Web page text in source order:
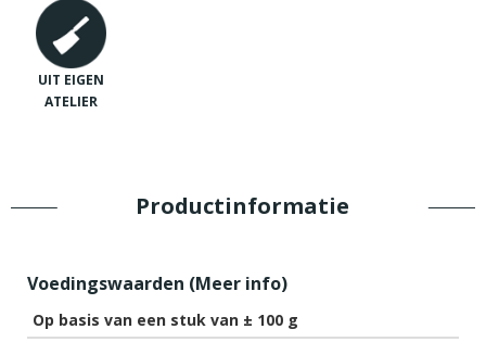
UIT EIGEN
ATELIER
Productinformatie
Voedingswaarden (Meer info)
Op basis van een stuk van ± 100 g